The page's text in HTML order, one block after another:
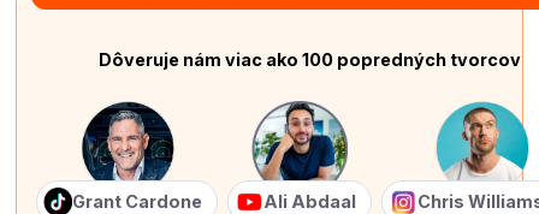
Dôveruje nám viac ako 100 popredných tvorcov
Grant Cardone Ali Abdaal Chris